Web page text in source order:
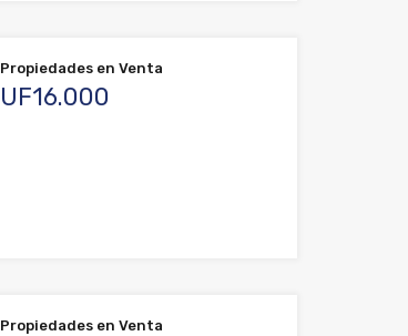
Propiedades en Venta
UF16.000
Propiedades en Venta